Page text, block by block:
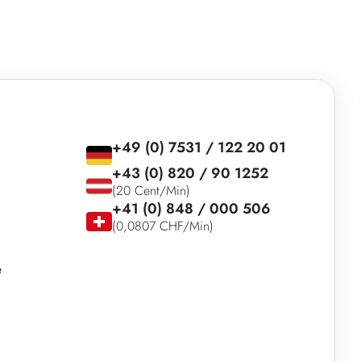
+49 (0) 7531 / 122 20 01
+43 (0) 820 / 90 1252
(20 Cent/Min)
+41 (0) 848 / 000 506
(0,0807 CHF/Min)